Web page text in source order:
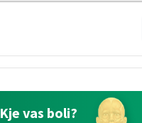
Kje vas boli?